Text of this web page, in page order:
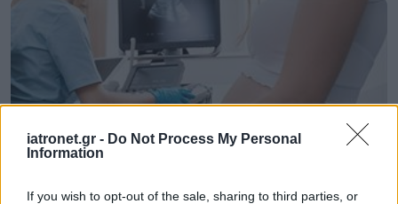
iatronet.gr - Do Not Process My Personal
Information
If you wish to opt-out of the sale, sharing to third parties, or